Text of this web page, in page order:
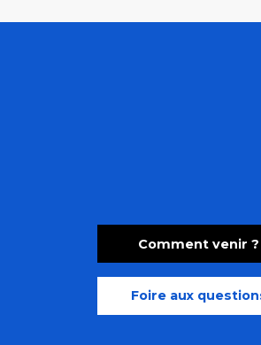
Comment venir ?
Foire aux